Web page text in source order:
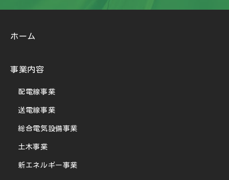
ホーム
事業内容
配電線事業
送電線事業
総合電気設備事業
土木事業
新エネルギー事業